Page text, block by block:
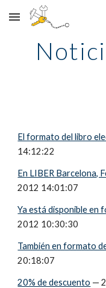
Skip to main content
El formato del libro
14:12:22
En LIBER Barcelona,
2012 14:01:07
Ya está disponible en
2012 10:30:30
También en formato
20:18:07
20% de descuento —